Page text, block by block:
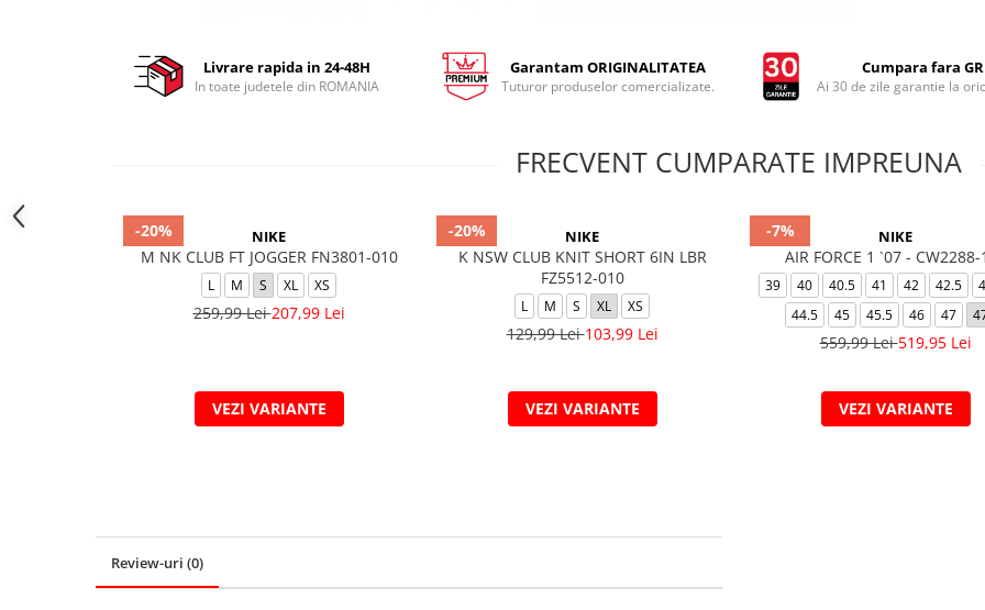
Livrare rapida in 24-48H
In toate judetele din ROMANIA
Garantam ORIGINALITATEA
Tuturor produselor comercializate.
Cumpara fara
Ai 30 de zile garantie la
FRECVENT CUMPARATE IMPREUNA
-20% NIKE
M NK CLUB FT JOGGER FN3801-010
L M S XL XS
259,99 Lei207,99 Lei
VEZI VARIANTE
-20% NIKE
K NSW CLUB KNIT SHORT 6IN LBR
FZ5512-010
L M S XL XS
129,99 Lei103,99 Lei
VEZI VARIANTE
-7% NIKE
AIR FORCE 1 `07 -
39 40 40.5 41 42 42.5
44.5
45 45.5 46 47
559,99 Lei519,95 Lei
VEZI VARIANTE
Review-uri (0)